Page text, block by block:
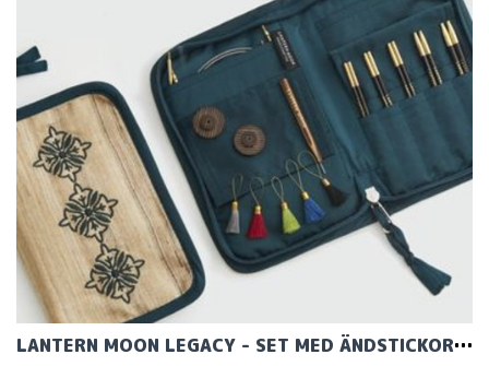
LANTERN MOON LEGACY - SET MED ÄNDSTICKOR (5 PAR, 13 CM)